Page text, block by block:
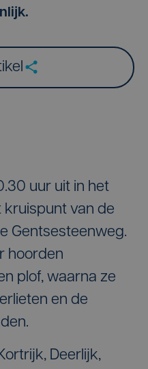
uur uit in het
van de
Gentsesteenweg.
hoorden
plof, waarna ze
en de
Deerlijk,